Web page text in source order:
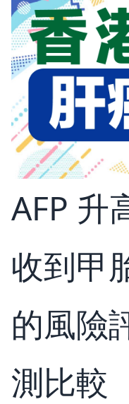
AFP 升
收到甲
的風險
測比較